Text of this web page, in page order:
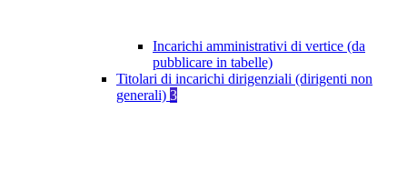
Incarichi amministrativi di vertice (da
pubblicare in tabelle)
Titolari di incarichi dirigenziali (dirigenti non
generali) 3